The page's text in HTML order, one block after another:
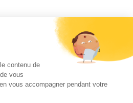
contenu de
vous
vous accompagner pendant votre